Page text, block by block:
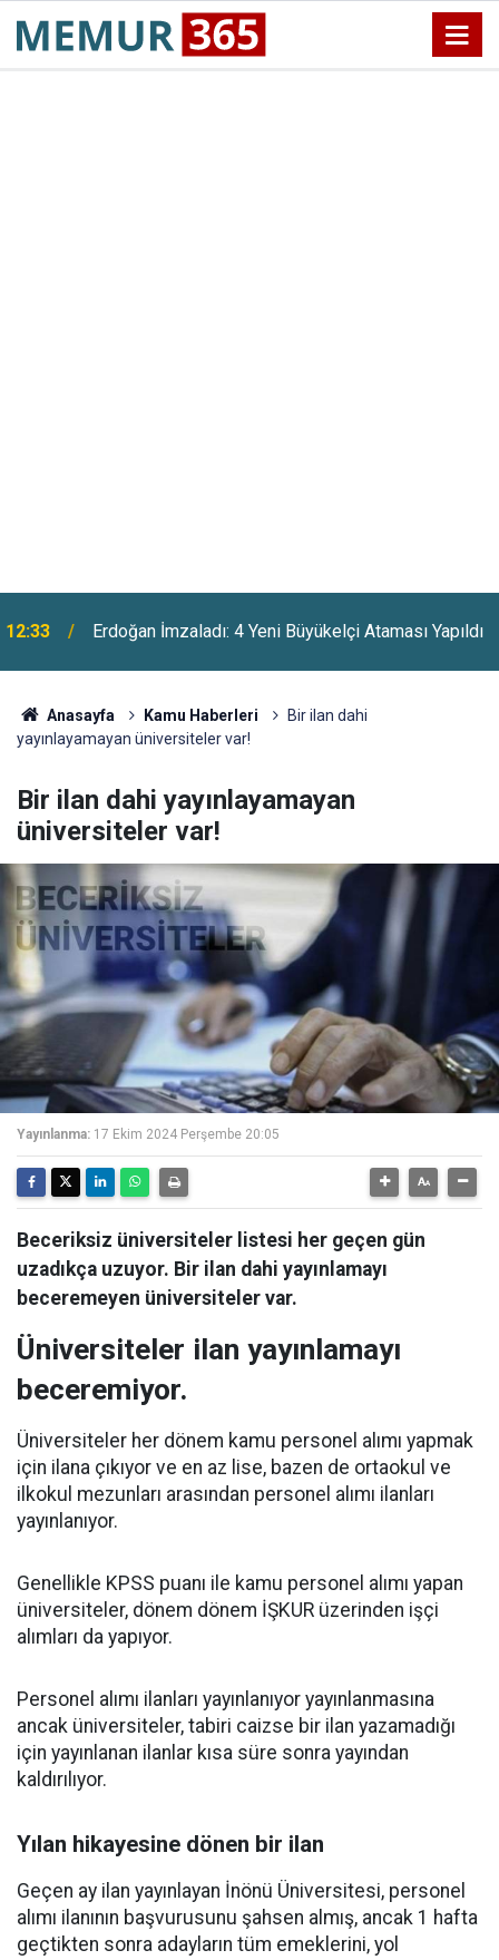
12:04
Suça Sürüklenen Çocuklara İlişkin Yeni Yasa Kabul
Edildi
Anasayfa Kamu Haberleri
Bir ilan dahi
yayınlayamayan üniversiteler var!
Bir ilan dahi yayınlayamayan
üniversiteler var!
Yayınlanma: 17 Ekim 2024 Perşembe 20:05
Beceriksiz üniversiteler listesi her geçen gün
uzadıkça uzuyor. Bir ilan dahi yayınlamayı
beceremeyen üniversiteler var.
Üniversiteler ilan yayınlamayı
beceremiyor.
Üniversiteler her dönem kamu personel alımı yapmak
için ilana çıkıyor ve en az lise, bazen de ortaokul ve
ilkokul mezunları arasından personel alımı ilanları
yayınlanıyor.
Genellikle KPSS puanı ile kamu personel alımı yapan
üniversiteler, dönem dönem İŞKUR üzerinden işçi
alımları da yapıyor.
Personel alımı ilanları yayınlanıyor yayınlanmasına
ancak üniversiteler, tabiri caizse bir ilan yazamadığı
için yayınlanan ilanlar kısa süre sonra yayından
kaldırılıyor.
Yılan hikayesine dönen bir ilan
Geçen ay ilan yayınlayan İnönü Üniversitesi, personel
alımı ilanının başvurusunu şahsen almış, ancak 1 hafta
geçtikten sonra adayların tüm emeklerini, yol